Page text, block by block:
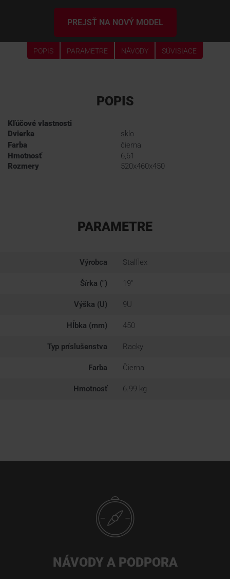
PREJSŤ NA NOVÝ MODEL
POPIS PARAMETRE NÁVODY SÚVISIACE
POPIS
Kľúčové vlastnosti
Dvierka
sklo
Farba
čierna
Hmotnosť
6,61
Rozmery
520x460x450
PARAMETRE
Výrobca Stalflex
Šírka (") 19"
Výška (U) 9U
Hĺbka (mm) 450
Typ príslušenstva Racky
Farba Čierna
Hmotnosť 6.99 kg
NÁVODY A PODPORA